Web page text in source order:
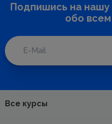
Подпишись на нашу
обо
Все курсы